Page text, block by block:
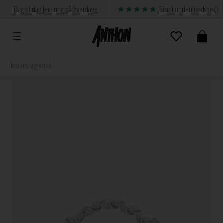
Dag til dag levering på hverdage Stor kundetilfredshed